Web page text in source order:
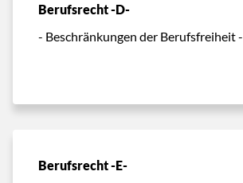
Berufsrecht -D-
- Beschränkungen der Berufsfreiheit -
Berufsrecht -E-